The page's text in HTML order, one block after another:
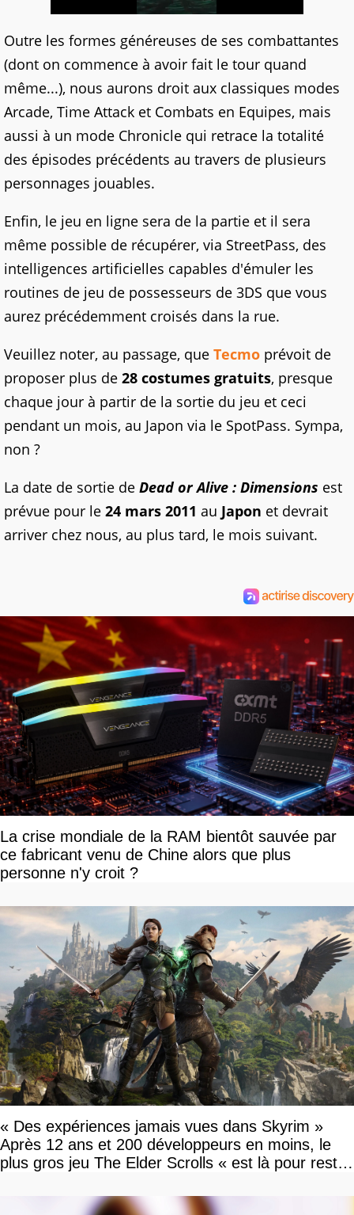
Outre les formes généreuses de ses combattantes
(dont on commence à avoir fait le tour quand
même...), nous aurons droit aux classiques modes
Arcade, Time Attack et Combats en Equipes, mais
aussi à un mode Chronicle qui retrace la totalité
des épisodes précédents au travers de plusieurs
personnages jouables.
Enfin, le jeu en ligne sera de la partie et il sera
même possible de récupérer, via StreetPass, des
intelligences artificielles capables d'émuler les
routines de jeu de possesseurs de 3DS que vous
aurez précédemment croisés dans la rue.
Veuillez noter, au passage, que Tecmo prévoit de
proposer plus de 28 costumes gratuits, presque
chaque jour à partir de la sortie du jeu et ceci
pendant un mois, au Japon via le SpotPass. Sympa,
non ?
La date de sortie de Dead or Alive : Dimensions est
prévue pour le 24 mars 2011 au Japon et devrait
arriver chez nous, au plus tard, le mois suivant.
La crise mondiale de la RAM bientôt sauvée par
ce fabricant venu de Chine alors que plus
personne n'y croit ?
« Des expériences jamais vues dans Skyrim »
Après 12 ans et 200 développeurs en moins, le
plus gros jeu The Elder Scrolls « est là pour rester